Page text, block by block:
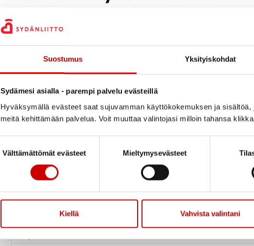
Suostumus Yksityiskohdat
Sydämesi asialla - parempi palvelu evästeillä
Hyväksymällä evästeet saat sujuvamman käyttökokemuksen ja
meitä kehittämään palvelua. Voit muuttaa valintojasi milloin tahansa
Välttämättömät evästeet
Mieltymysevästeet
Kiellä Vahvista valintani
Suolan saantia voi
valitsemalla
mahdollisimman vähän ruoanvalmistuksessa.
Sydänmerkkiauttaa löytämään vähemmän suolaa
on myös kattava valikoima erilaisia ruokaohjeita, joissa
Vähemmän suolaa sisältävien elintarvikkeiden
(Sydänmerkki)
Elintarvike
suolaa
Leivät
Murot ja myslit
Leikkele- ja ruokamakkarat